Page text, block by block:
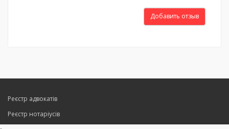
Добавить отзыв
Реєстр адвокатів
Реєстр нотаріусів